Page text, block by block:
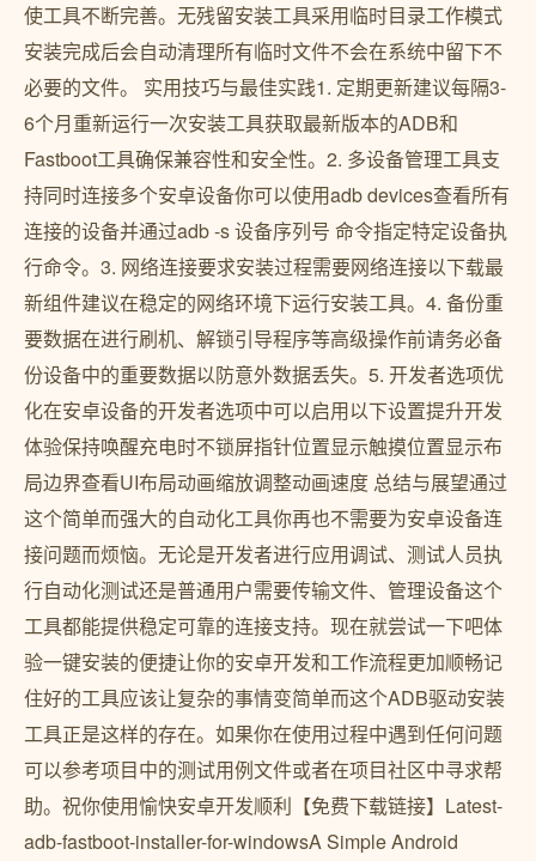
使工具不断完善。无残留安装工具采用临时目录工作模式
安装完成后会自动清理所有临时文件不会在系统中留下不
必要的文件。 实用技巧与最佳实践1. 定期更新建议每隔3-
6个月重新运行一次安装工具获取最新版本的ADB和
Fastboot工具确保兼容性和安全性。2. 多设备管理工具支
持同时连接多个安卓设备你可以使用adb devices查看所有
连接的设备并通过adb -s 设备序列号 命令指定特定设备执
行命令。3. 网络连接要求安装过程需要网络连接以下载最
新组件建议在稳定的网络环境下运行安装工具。4. 备份重
要数据在进行刷机、解锁引导程序等高级操作前请务必备
份设备中的重要数据以防意外数据丢失。5. 开发者选项优
化在安卓设备的开发者选项中可以启用以下设置提升开发
体验保持唤醒充电时不锁屏指针位置显示触摸位置显示布
局边界查看UI布局动画缩放调整动画速度 总结与展望通过
这个简单而强大的自动化工具你再也不需要为安卓设备连
接问题而烦恼。无论是开发者进行应用调试、测试人员执
行自动化测试还是普通用户需要传输文件、管理设备这个
工具都能提供稳定可靠的连接支持。现在就尝试一下吧体
验一键安装的便捷让你的安卓开发和工作流程更加顺畅记
住好的工具应该让复杂的事情变简单而这个ADB驱动安装
工具正是这样的存在。如果你在使用过程中遇到任何问题
可以参考项目中的测试用例文件或者在项目社区中寻求帮
助。祝你使用愉快安卓开发顺利【免费下载链接】Latest-
adb-fastboot-installer-for-windowsA Simple Android